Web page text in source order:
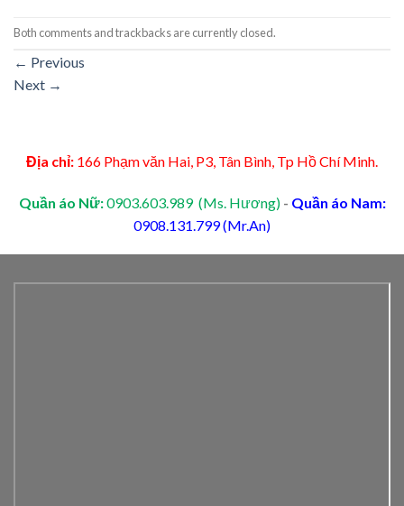
Both comments and trackbacks are currently closed.
← Previous
Next →
Địa chỉ: 166 Phạm văn Hai, P3, Tân Bình, Tp Hồ Chí Minh.
Quần áo Nữ:0903.603.989 (Ms. Hương) - Quần áo Nam:
0908.131.799 (Mr.An)